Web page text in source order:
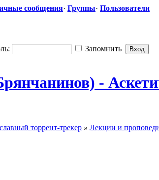
сообщения· Группы· Пользователи
Запомнить
-
торрент-трекер » Лекции и